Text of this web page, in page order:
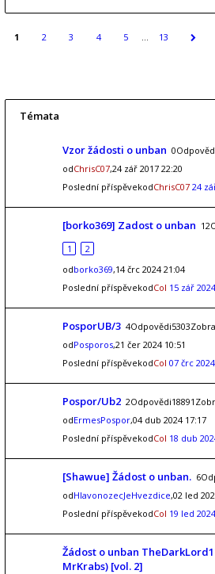
1 2 3 4 5 … 13
Témata
Vzor žádosti o unban
odChrisC07,24 zář 2017 22:20
Poslední příspěvekodChrisC07 24
[borko369] Zadost o unban
1
2
odborko369,14 črc 2024 21:04
Poslední příspěvekodCol 15 zář
PosporUB/3
odPosporos,21 čer 2024 10:51
Poslední příspěvekodCol 07 črc
Pospor/Ub2
odErmesPospor,04 dub 2024 17:17
Poslední příspěvekodCol 18 dub
[Shawue] Žádost o unban.
odHlavonozecJeHvezdice,02 led
Poslední příspěvekodCol 19 led
Žádost o unban
MrKrabs) [vol. 2]